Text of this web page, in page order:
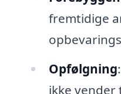
fremtidige
Opfølgning
ikke vender